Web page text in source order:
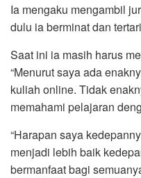
Ia mengaku mengambil
dulu ia berminat dan
Saat ini ia masih harus
“Menurut saya ada
kuliah online. Tidak
memahami pelajaran
“Harapan saya
menjadi lebih baik
bermanfaat bagi